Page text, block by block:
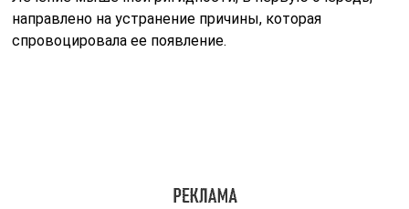
(врожденной формы), то показано хирургическое
вмешательство. Положительный эффект дает и
мануальная терапия.